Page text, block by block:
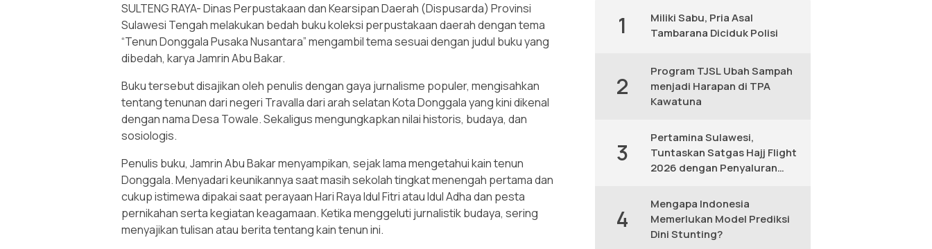
SULTENG RAYA- Dinas Perpustakaan dan Kearsipan Daerah (Dispusarda) Provinsi
Sulawesi Tengah melakukan bedah buku koleksi perpustakaan daerah dengan tema
“Tenun Donggala Pusaka Nusantara” mengambil tema sesuai dengan judul buku yang
dibedah, karya Jamrin Abu Bakar.
Buku tersebut disajikan oleh penulis dengan gaya jurnalisme populer, mengisahkan
tentang tenunan dari negeri Travalla dari arah selatan Kota Donggala yang kini dikenal
dengan nama Desa Towale. Sekaligus mengungkapkan nilai historis, budaya, dan
sosiologis.
Penulis buku, Jamrin Abu Bakar menyampikan, sejak lama mengetahui kain tenun
Donggala. Menyadari keunikannya saat masih sekolah tingkat menengah pertama dan
cukup istimewa dipakai saat perayaan Hari Raya ldul Fitri atau ldul Adha dan pesta
pernikahan serta kegiatan keagamaan. Ketika menggeluti jurnalistik budaya, sering
menyajikan tulisan atau berita tentang kain tenun ini.
1
Miliki Sabu, Pria Asal
Tambarana Diciduk Polisi
2
Program TJSL Ubah Sampah
menjadi Harapan di TPA
Kawatuna
3
Pertamina Sulawesi,
Tuntaskan Satgas Hajj Flight
2026 dengan Penyaluran
4
Mengapa Indonesia
Memerlukan Model Prediksi
Dini Stunting?